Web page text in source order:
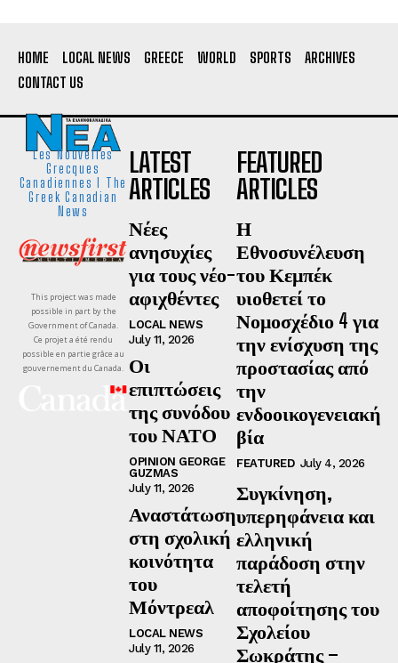
HOME LOCAL NEWS GREECE WORLD SPORTS
ARCHIVES
CONTACT US
Les Nouvelles
Grecques
Canadiennes I The
Greek Canadian
News
This project was made
possible in part by the
Government of Canada.
Ce projet a été rendu
possible en partie grâce au
gouvernement du Canada.
LATEST
ARTICLES
Νέες
ανησυχίες
για τους νέο-
αφιχθέντες
LOCAL NEWS
July 11, 2026
Οι
επιπτώσεις
της συνόδου
του ΝΑΤΟ
OPINION GEORGE
GUZMAS
July 11, 2026
Αναστάτωση
στη σχολική
κοινότητα
του
Μόντρεαλ
LOCAL NEWS
July 11, 2026
FEATURED
ARTICLES
Η
Εθνοσυνέλευση
του Κεμπέκ
υιοθετεί το
Νομοσχέδιο 4 για
την ενίσχυση της
προστασίας από
την
ενδοοικογενειακή
βία
FEATURED July 4, 2026
Συγκίνηση,
υπερηφάνεια και
ελληνική
παράδοση στην
τελετή
αποφοίτησης του
Σχολείου
Σωκράτης –